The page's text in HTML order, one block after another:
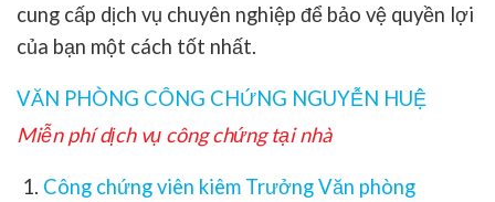
cung cấp dịch vụ chuyên nghiệp để bảo vệ quyền lợi
của bạn một cách tốt nhất.
VĂN PHÒNG CÔNG CHỨNG NGUYỄN HUỆ
Miễn phí dịch vụ công chứng tại nhà
Công chứng viên kiêm Trưởng Văn phòng